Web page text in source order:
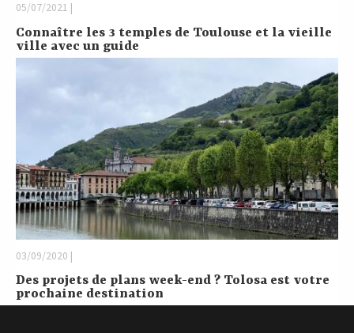
05/07/2021 |
Connaître les 3 temples de Toulouse et la vieille
ville avec un guide
03/09/2020 |
Des projets de plans week-end ? Tolosa est votre
prochaine destination